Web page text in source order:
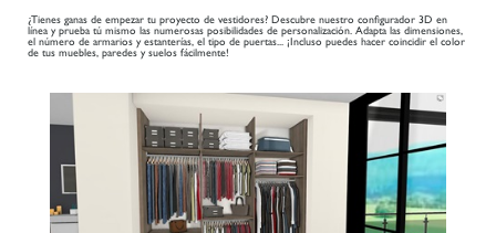
¿Tienes ganas de empezar tu proyecto de vestidores? Descubre nuestro configurador 3D en
línea y prueba tú mismo las numerosas posibilidades de personalización. Adapta las dimensiones,
el número de armarios y estanterías, el tipo de puertas... ¡Incluso puedes hacer coincidir el color
de tus muebles, paredes y suelos fácilmente!